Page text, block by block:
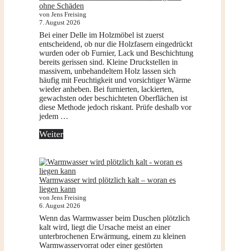
ohne Schäden
von Jens Freising
7. August 2026
Bei einer Delle im Holzmöbel ist zuerst
entscheidend, ob nur die Holzfasern eingedrückt
wurden oder ob Furnier, Lack und Beschichtung
bereits gerissen sind. Kleine Druckstellen in
massivem, unbehandeltem Holz lassen sich
häufig mit Feuchtigkeit und vorsichtiger Wärme
wieder anheben. Bei furnierten, lackierten,
gewachsten oder beschichteten Oberflächen ist
diese Methode jedoch riskant. Prüfe deshalb vor
jedem …
Weiter
Warmwasser wird plötzlich kalt – woran es
liegen kann
von Jens Freising
6. August 2026
Wenn das Warmwasser beim Duschen plötzlich
kalt wird, liegt die Ursache meist an einer
unterbrochenen Erwärmung, einem zu kleinen
Warmwasservorrat oder einer gestörten